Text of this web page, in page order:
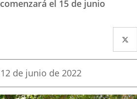
comenzará el 15 de junio
a
Fecha
la
12 de junio de 2022